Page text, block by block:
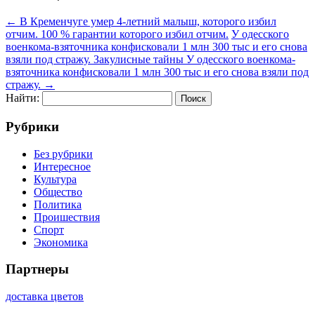
← В Кременчуге умер 4-летний малыш, которого избил
отчим. 100 % гарантии которого избил отчим. У одесского
военкома-взяточника конфисковали 1 млн 300 тыс и его снова
взяли под стражу. Закулисные тайны У одесского военкома-
взяточника конфисковали 1 млн 300 тыс и его снова взяли под
стражу. →
Найти:
Рубрики
Без рубрики
Интересное
Культура
Общество
Политика
Проишествия
Спорт
Экономика
Партнеры
доставка цветов